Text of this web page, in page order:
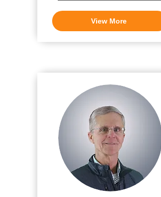
View More